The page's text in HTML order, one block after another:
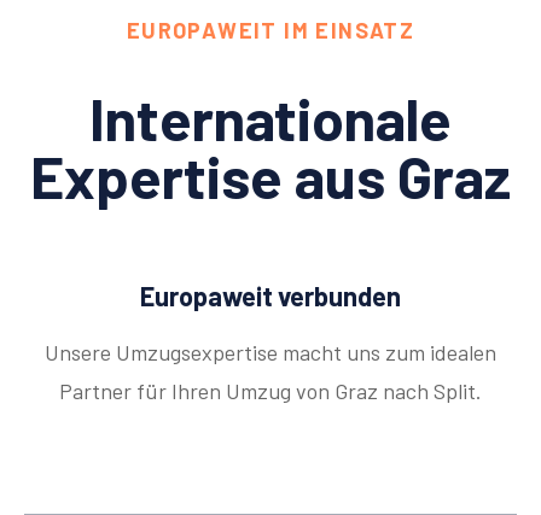
EUROPAWEIT IM EINSATZ
Internationale
Expertise aus Graz
Europaweit verbunden
Unsere Umzugsexpertise macht uns zum idealen
Partner für Ihren Umzug von Graz nach Split.